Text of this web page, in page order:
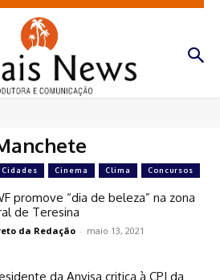
Cidades Cinema Clima Concursos
promove “dia de beleza” na zona
de Teresina
da Redação - maio 13, 2021
da Anvisa critica à CPI da